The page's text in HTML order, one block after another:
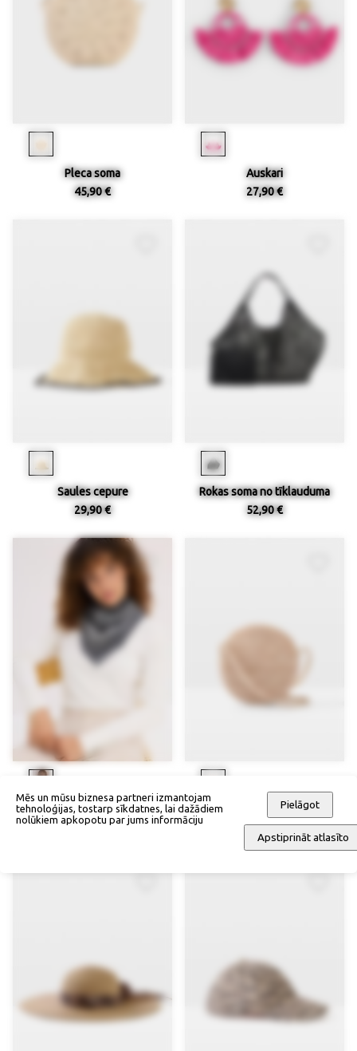
Pleca soma
45,90 €
Auskari
27,90 €
Saules cepure
29,90 €
Rokas soma no tīklauduma
52,90 €
Lakats
28,90 €
Salmu pleca soma
37,90 €
Mēs un mūsu biznesa partneri izmantojam
tehnoloģijas, tostarp sīkdatnes, lai dažādiem
nolūkiem apkopotu par jums informāciju
Pielāgot
Apstiprināt atlasīto